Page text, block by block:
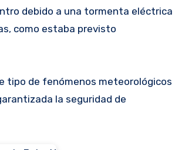
debido a una tormenta eléctrica
como estaba previsto
tipo de fenómenos meteorológicos
la seguridad de